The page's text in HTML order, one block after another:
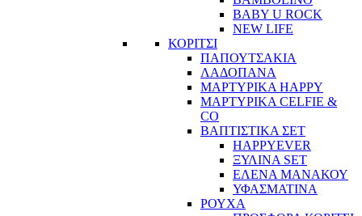
BABY U ROCK
NEW LIFE
ΚΟΡΙΤΣΙ
ΠΑΠΟΥΤΣΑΚΙΑ
ΛΑΔΟΠΑΝΑ
ΜΑΡΤΥΡΙΚΑ HAPPY
ΜΑΡΤΥΡΙΚΑ CELFIE &
CO
ΒΑΠΤΙΣΤΙΚΑ ΣΕΤ
HAPPYEVER
ΞΥΛΙΝΑ SET
ΕΛΕΝΑ ΜΑΝΑΚΟΥ
ΥΦΑΣΜΑΤΙΝΑ
ΡΟΥΧΑ